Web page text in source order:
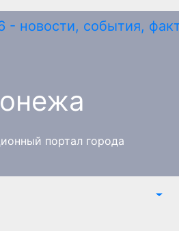
портал города